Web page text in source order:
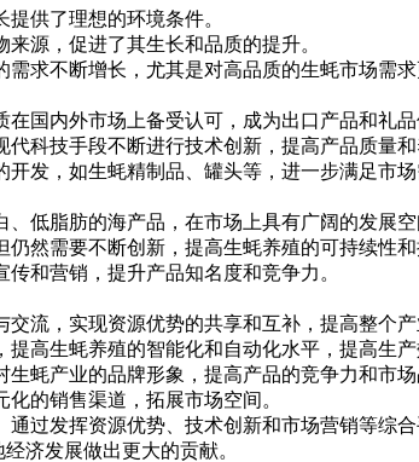
供了理想的环境条件。
源，促进了其生长和品质的提升。
求不断增长，尤其是对高品质的生蚝市场需求
国内外市场上备受认可，成为出口产品和礼品
科技手段不断进行技术创新，提高产品质量和
发，如生蚝精制品、罐头等，进一步满足市场
低脂肪的海产品，在市场上具有广阔的发展空
然需要不断创新，提高生蚝养殖的可持续性和
和营销，提升产品知名度和竞争力。
流，实现资源优势的共享和互补，提高整个产
高生蚝养殖的智能化和自动化水平，提高生产
蚝产业的品牌形象，提高产品的竞争力和市场
的销售渠道，拓展市场空间。
过发挥资源优势、技术创新和市场营销等综
济发展做出更大的贡献。